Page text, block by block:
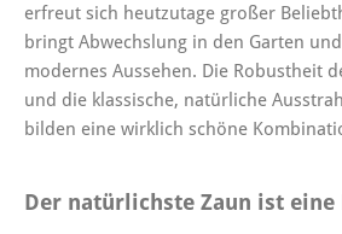
erfreut sich heutzutage großer
bringt Abwechslung in den Garten
modernes Aussehen. Die Robustheit
und die klassische, natürliche
bilden eine wirklich schöne
Der natürlichste Zaun ist eine